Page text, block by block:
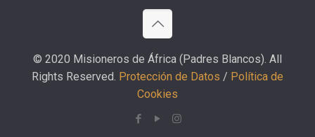
© 2020 Misioneros de África (Padres Blancos). All
Rights Reserved. Protección de Datos / Política de
Cookies